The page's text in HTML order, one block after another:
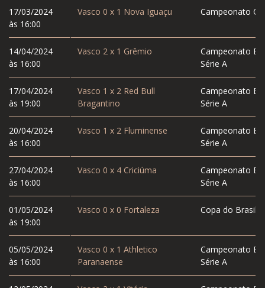
17/03/2024
às 16:00
14/04/2024
às 16:00
17/04/2024
às 19:00
20/04/2024
às 16:00
27/04/2024
às 16:00
01/05/2024
às 19:00
05/05/2024
às 16:00
Vasco 0 x 1 Nova Iguaçu Campeonato
Vasco 2 x 1 Grêmio
Campeonato
Série A
Vasco 1 x 2Red Bull
Bragantino
Campeonato
Série A
Vasco 1 x 2Fluminense
Campeonato
Série A
Vasco 0 x 4Criciúma
Campeonato
Série A
Vasco 0 x 0 Fortaleza Copa do Brasil
Vasco 0 x 1 Athletico
Paranaense
Campeonato
Série A